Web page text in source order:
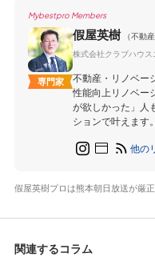
Mybestpro Members
専門家
假屋英樹
（不動
株式会社クラブハウス
不動産・リノベー
性能向上リノベー
が欲しかった」人
ションで叶えます。
他の
假屋英樹プロは熊本朝日放送が厳
関連するコラム